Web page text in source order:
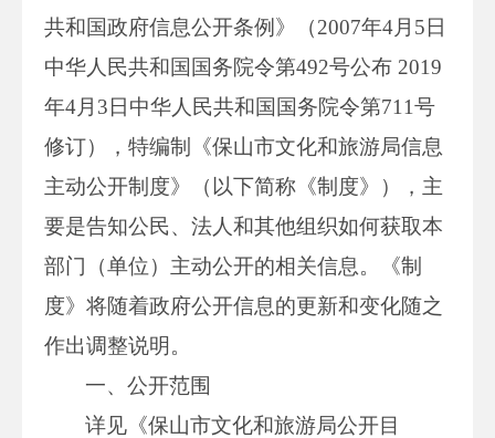
共和国政府信息公开条例》（2007年4月5日
中华人民共和国国务院令第492号公布 2019
年4月3日中华人民共和国国务院令第711号
修订），特编制《保山市文化和旅游局信息
主动公开制度》（以下简称《制度》），主
要是告知公民、法人和其他组织如何获取本
部门（单位）主动公开的相关信息。《制
度》将随着政府公开信息的更新和变化随之
作出调整说明。
一、公开范围
详见《保山市文化和旅游局公开目